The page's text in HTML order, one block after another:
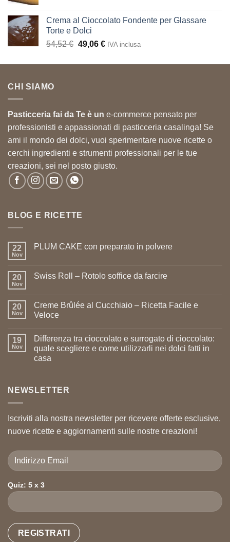
era:
48,40 €.
è:
Crema al Cioccolato Fondente per Glassare
Torte e Dolci
54,52€ Il
originale
49,06 €Il
attuale
IVA inclusa
CHI SIAMO
Pasticceria fai da Te è un e-commerce pensato per
professionisti e appassionati di pasticceria casalinga! Se
ami il mondo dei dolci, vuoi sperimentare nuove ricette o
cerchi ingredienti e strumenti professionali per le tue
creazioni, sei nel posto giusto.
BLOG E RICETTE
22
Nov
PLUM CAKE con preparato in polvere
20
Nov
Swiss Roll – Rotolo soffice da farcire
20
Nov
Creme Brûlée al Cucchiaio – Ricetta Facile e
Veloce
19
Nov
Differenza tra cioccolato e surrogato di cioccolato:
quale scegliere e come utilizzarli nei dolci fatti in
casa
NEWSLETTER
Iscriviti alla nostra newsletter per ricevere offerte esclusive,
nuove ricette e aggiornamenti sulle nostre creazioni!
Quiz: 5 x 3